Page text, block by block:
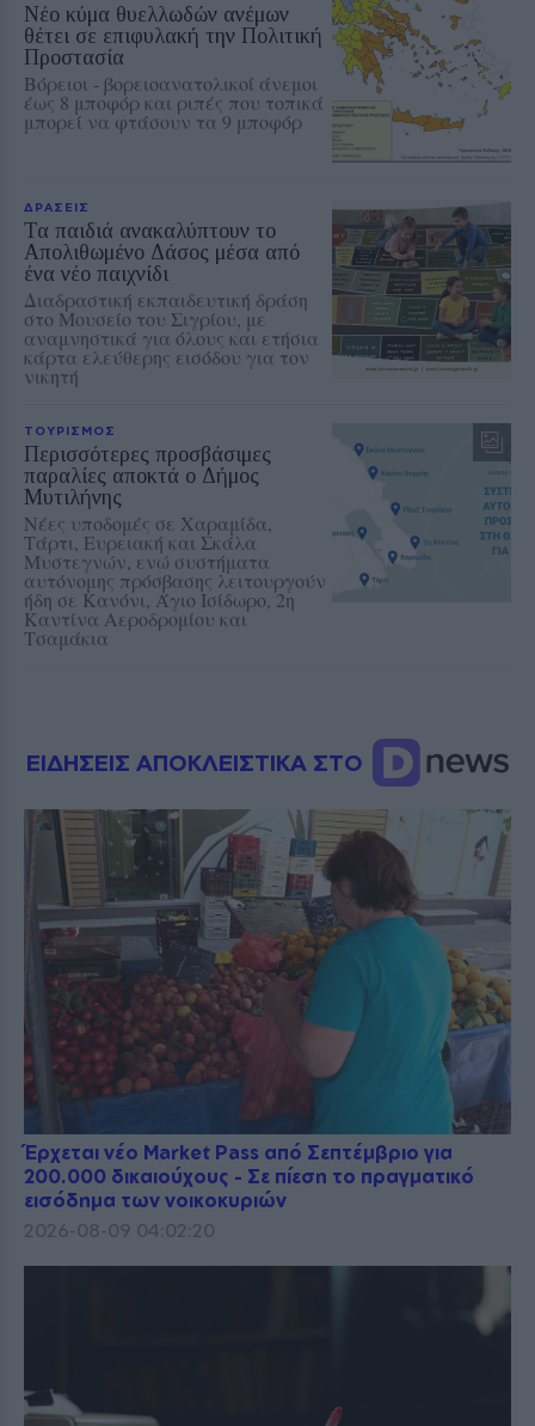
Νέο κύμα θυελλωδών ανέμων
θέτει σε επιφυλακή την Πολιτική
Προστασία
Βόρειοι - βορειοανατολικοί άνεμοι
έως 8 μποφόρ και ριπές που τοπικά
μπορεί να φτάσουν τα 9 μποφόρ
ΔΡΑΣΕΙΣ
Τα παιδιά ανακαλύπτουν το
Απολιθωμένο Δάσος μέσα από
ένα νέο παιχνίδι
Διαδραστική εκπαιδευτική δράση
στο Μουσείο του Σιγρίου, με
αναμνηστικά για όλους και ετήσια
κάρτα ελεύθερης εισόδου για τον
νικητή
ΤΟΥΡΙΣΜΟΣ
Περισσότερες προσβάσιμες
παραλίες αποκτά ο Δήμος
Μυτιλήνης
Νέες υποδομές σε Χαραμίδα,
Τάρτι, Ευρειακή και Σκάλα
Μυστεγνών, ενώ συστήματα
αυτόνομης πρόσβασης λειτουργούν
ήδη σε Κανόνι, Άγιο Ισίδωρο, 2η
Καντίνα Αεροδρομίου και
Τσαμάκια
ΕΙΔΗΣΕΙΣ ΑΠΟΚΛΕΙΣΤΙΚΑ ΣΤΟ
Έρχεται νέο Market Pass από Σεπτέμβριο για
200.000 δικαιούχους - Σε πίεση το πραγματικό
εισόδημα των νοικοκυριών
2026-08-09 04:02:20